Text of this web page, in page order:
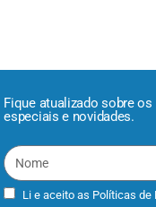
Fique atualizado sobre
especiais e novidades.
Li e aceito as Políticas de